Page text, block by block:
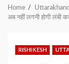
Home
Uttarakhand
अब नहीं लगनी होगी लंबी
RISHIKESH